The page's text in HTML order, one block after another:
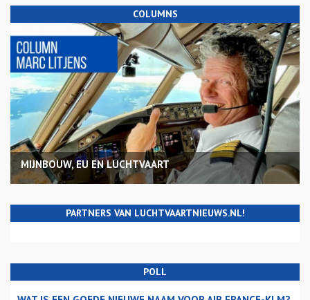
COLUMNS
MIJNBOUW, EU EN LUCHTVAART
PARTNERS VAN LUCHTVAARTNIEUWS.NL!
POLL